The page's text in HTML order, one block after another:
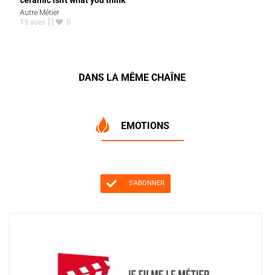
Autre Métier
19 vues
0
DANS LA MÊME CHAÎNE
EMOTIONS
S'ABONNER